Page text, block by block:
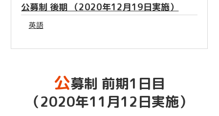
公募制 後期 （2020年12月19日実施）
英語
公募制 前期1日目
（2020年11月12日実施）